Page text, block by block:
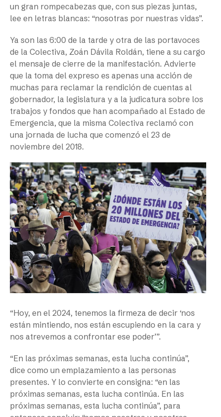
un gran rompecabezas que, con sus piezas juntas,
lee en letras blancas: “nosotras por nuestras vidas”.
Ya son las 6:00 de la tarde y otra de las portavoces
de la Colectiva, Zoán Dávila Roldán, tiene a su cargo
el mensaje de cierre de la manifestación. Advierte
que la toma del expreso es apenas una acción de
muchas para reclamar la rendición de cuentas al
gobernador, la legislatura y a la judicatura sobre los
trabajos y fondos que han acompañado al Estado de
Emergencia, que la misma Colectiva reclamó con
una jornada de lucha que comenzó el 23 de
noviembre del 2018.
“Hoy, en el 2024, tenemos la firmeza de decir ‘nos
están mintiendo, nos están escupiendo en la cara y
nos atrevemos a confrontar ese poder’”.
“En las próximas semanas, esta lucha continúa”,
dice como un emplazamiento a las personas
presentes. Y lo convierte en consigna: “en las
próximas semanas, esta lucha continúa. En las
próximas semanas, esta lucha continúa”, para